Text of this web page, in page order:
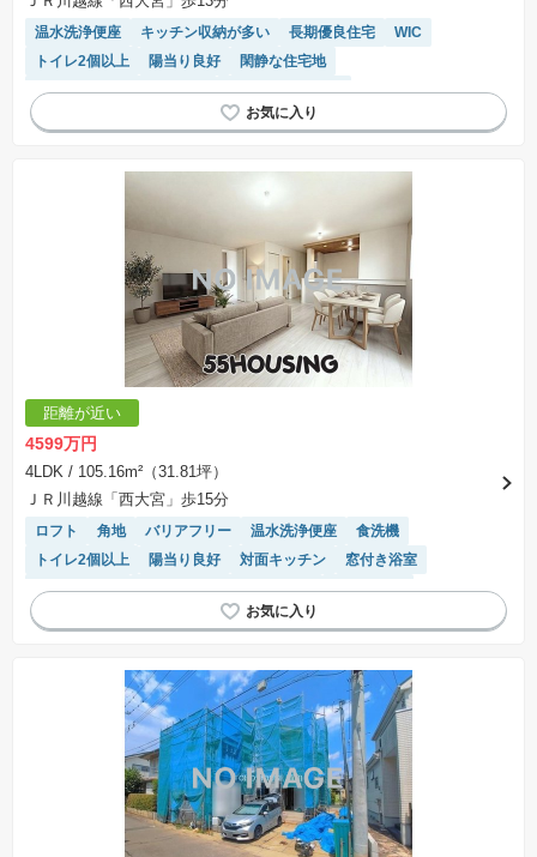
温水洗浄便座 キッチン収納が多い 長期優良住宅
WIC
トイレ2個以上
陽当り良好
閑静な住宅地
モニター付きインターホン
システムキッチン
距離が近い
4599万円
4LDK / 105.16m²（31.81坪）
ＪＲ川越線「西大宮」歩15分
ロフト 角地 バリアフリー 温水洗浄便座
食洗機
トイレ2個以上
陽当り良好 対面キッチン
窓付き浴室
閑静な住宅地
モニター付きインターホン
浴室乾燥機
システムキッチン